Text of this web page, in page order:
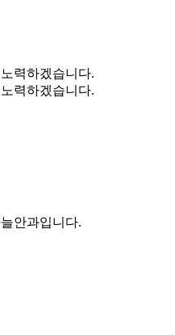
안과입니다.